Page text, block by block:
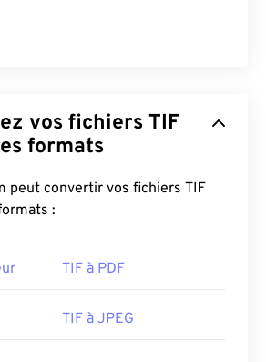
vos fichiers TIF
formats
convertir vos fichiers TIF
:
TIF à PDF
TIF à JPEG